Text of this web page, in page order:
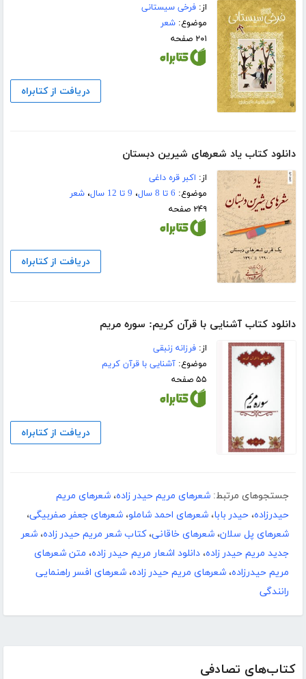
کتاب‌های تصادفی
از:فرخی سیستانی
موضوع:شعر
۲۰۱ صفحه
دریافت از کتابراه
دانلود کتاب یاد شعرهای شیرین دبستان
از: اکبر قره داغی
موضوع: 6 تا 8 سال ، 9 تا 12 سال ،شعر
۲۴۹ صفحه
دریافت از کتابراه
دانلود کتاب آشنایی با قرآن کریم: سوره مریم
از:فرزانه زنبقی
موضوع:آشنایی با قرآن کریم
۵۵ صفحه
دریافت از کتابراه
جستجوهای مرتبط: شعرهای مریم حیدر زاده، شعرهای مریم
حیدرزاده، حیدر بابا، شعرهای احمد شاملو، شعرهای جعفر صفربیگی،
شعرهای پل سلان، شعرهای خاقانی،کتاب شعر مریم حیدر زاده، شعر
جدید مریم حیدر زاده، دانلود اشعار مریم حیدر زاده، متن شعرهای
مریم حیدرزاده، شعرهای مریم حیدر زاده، شعرهای افسر راهنمایی
رانندگی